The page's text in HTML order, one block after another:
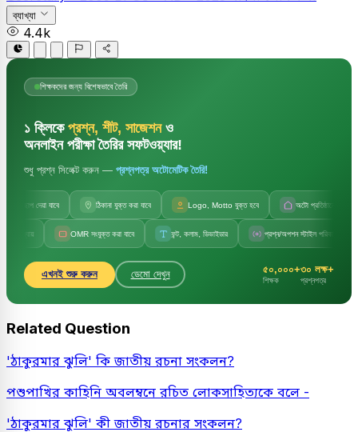
ব্যাখ্যা
4.4k
শিক্ষকদের জন্য বিশেষভাবে তৈরি
১ ক্লিকে প্রশ্ন, শীট, সাজেশনও
অনলাইন পরীক্ষা তৈরির সফটওয়্যার!
শুধু প্রশ্ন সিলেক্ট করুন — প্রশ্নপত্র অটোমেটিক তৈরি!
দেয়া যাবে ঠিকানা যুক্ত করা যাবে Logo, Motto যুক্ত হবে অটো প্রতিষ্ঠানের নাম
OMR সংযুক্ত করা যাবে ফন্ট, কলাম, ডিভাইডার প্রশ্ন/অপশন স্টাইল পরিবর্তন
এখনই শুরু করুন ডেমো দেখুন ৫০,০০০+
শিক্ষক
৩০ লক্ষ+
প্রশ্নপত্র
Related Question
'ঠাকুরমার ঝুলি' কি জাতীয় রচনা সংকলন?
পশুপাখির কাহিনি অবলম্বনে রচিত লোকসাহিত্যকে বলে -
'ঠাকুরমার ঝুলি' কী জাতীয় রচনার সংকলন?